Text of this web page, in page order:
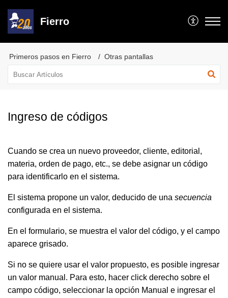
Fierro
Primeros pasos en Fierro Otras pantallas
Ingreso de códigos
Cuando se crea un nuevo proveedor, cliente, editorial,
materia, orden de pago, etc., se debe asignar un código
para identificarlo en el sistema.
El sistema propone un valor, deducido de una secuencia
configurada en el sistema.
En el formulario, se muestra el valor del código, y el campo
aparece grisado.
Si no se quiere usar el valor propuesto, es posible ingresar
un valor manual. Para esto, hacer click derecho sobre el
campo código, seleccionar la opción Manual e ingresar el